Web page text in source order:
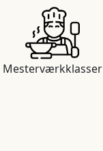
Mesterværkklasser